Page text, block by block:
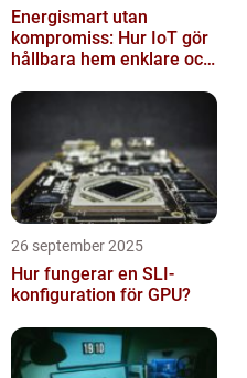
Energismart utan
kompromiss: Hur IoT gör
hållbara hem enklare och
26 september 2025
Hur fungerar en SLI-
konfiguration för GPU?